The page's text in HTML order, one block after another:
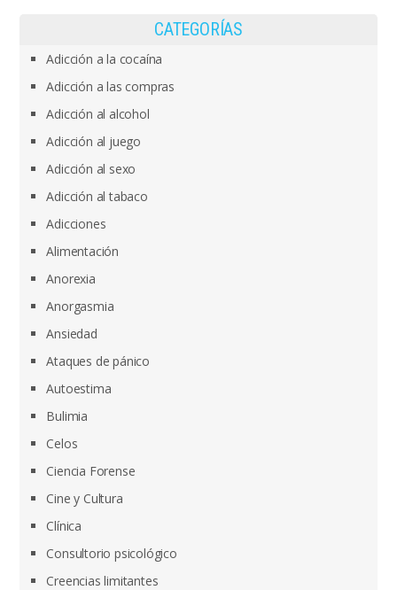
CATEGORÍAS
Adicción a la cocaína
Adicción a las compras
Adicción al alcohol
Adicción al juego
Adicción al sexo
Adicción al tabaco
Adicciones
Alimentación
Anorexia
Anorgasmia
Ansiedad
Ataques de pánico
Autoestima
Bulimia
Celos
Ciencia Forense
Cine y Cultura
Clínica
Consultorio psicológico
Creencias limitantes